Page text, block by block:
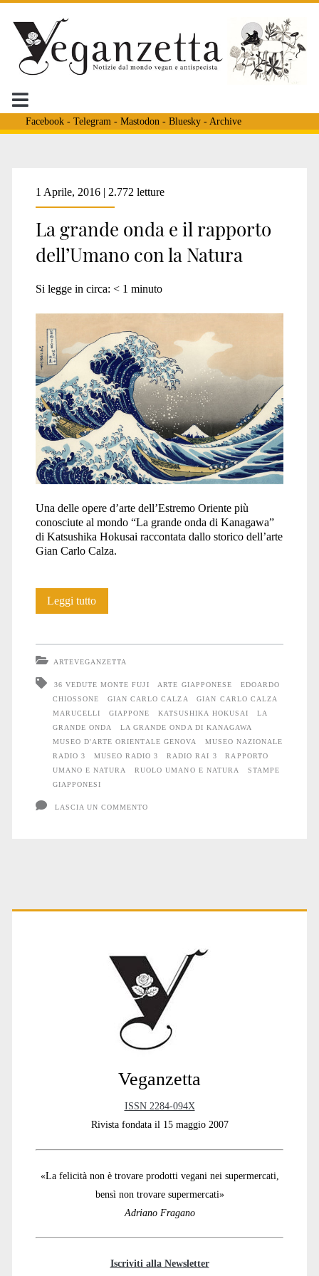
Facebook- Telegram - Mastodon - Bluesky- Archive
Tag:
<span>museo
radio
3</span>
1 Aprile, 2016 | 2.772 letture
La grande onda e il rapporto
dell’Umano con la Natura
Si legge in circa: < 1 minuto
Una delle opere d’arte dell’Estremo Oriente più
conosciute al mondo “La grande onda di Kanagawa”
di Katsushika Hokusai raccontata dallo storico dell’arte
Gian Carlo Calza.
Leggi tuttoLa
il
rapporto
dell’Umano
con
la
ARTEVEGANZETTA
36 VEDUTE MONTE FUJI ARTE GIAPPONESE
EDOARDO
CHIOSSONE
GIAN CARLO CALZA
GIAN CARLO CALZA
MARUCELLI
GIAPPONE KATSUSHIKA HOKUSAI
LA
GRANDE ONDA
LA GRANDE ONDA DI KANAGAWA
MUSEO D'ARTE ORIENTALE GENOVA
MUSEO NAZIONALE
RADIO 3
MUSEO RADIO 3 RADIO RAI 3
RAPPORTO
UMANO E NATURA
RUOLO UMANO E NATURA
STAMPE
GIAPPONESI
LASCIA UN COMMENTO
Primary
Veganzetta
ISSN 2284-094X
Rivista fondata il 15 maggio 2007
«La felicità non è trovare prodotti vegani nei supermercati,
bensì non trovare supermercati»
Adriano Fragano
Iscriviti alla Newsletter